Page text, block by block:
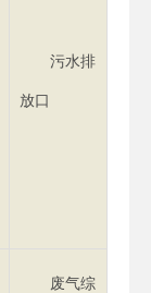
污水排
放口
废气综